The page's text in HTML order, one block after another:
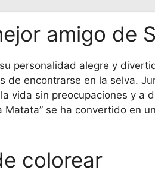
amigo de
personalidad alegre y
de encontrarse en la selva.
vida sin preocupaciones y a
Matata” se ha convertido en
colorear